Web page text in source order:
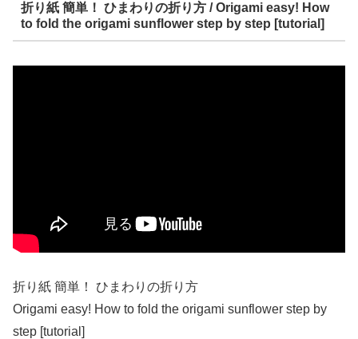
折り紙 簡単！ ひまわりの折り方 / Origami easy! How
to fold the origami sunflower step by step [tutorial]
折り紙 簡単！ ひまわりの折り方
Origami easy! How to fold the origami sunflower step by
step [tutorial]